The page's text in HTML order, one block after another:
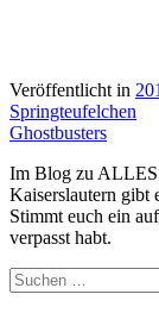
Veröffentlicht in
Springteufelchen
Ghostbusters
Im Blog zu
Kaiserslautern gibt
Stimmt euch ein
verpasst habt.
Suchen
nach: